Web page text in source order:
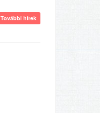
További hírek